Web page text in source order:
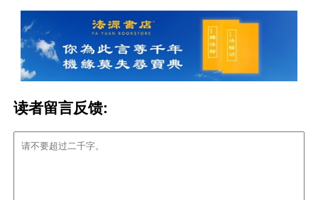
读者留言反馈: